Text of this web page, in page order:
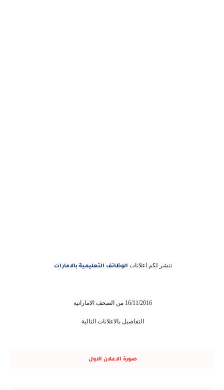
ننشر لكم اعلانات الوظائف التعليمية بالامارات
16/11/2016 من الصحف الاماراتية
التفاصيل بالاعلانات التالية
صورة الاعلان الاول